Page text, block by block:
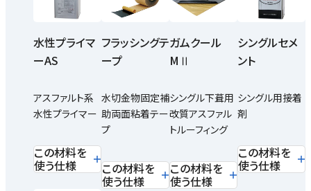
水性プライマ
ーAS
アスファルト系
水性プライマー
この材料を
使う仕様
フラッシングテ
ープ
水切金物固定補
助両面粘着テー
プ
この材料を
使う仕様
ガムクール
MⅡ
シングル下葺用
改質アスファル
トルーフィング
この材料を
使う仕様
シングルセメ
ント
シングル用接着
剤
この材料を
使う仕様